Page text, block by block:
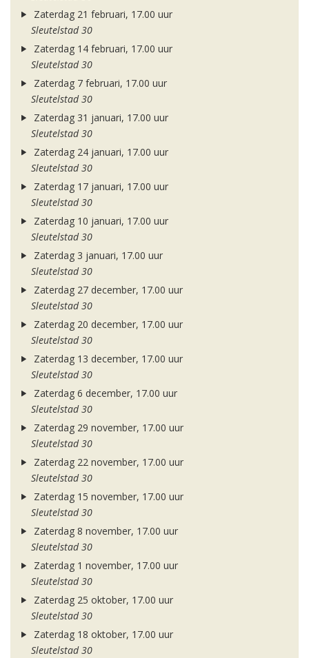
Zaterdag 21 februari, 17.00 uur
Sleutelstad 30
Zaterdag 14 februari, 17.00 uur
Sleutelstad 30
Zaterdag 7 februari, 17.00 uur
Sleutelstad 30
Zaterdag 31 januari, 17.00 uur
Sleutelstad 30
Zaterdag 24 januari, 17.00 uur
Sleutelstad 30
Zaterdag 17 januari, 17.00 uur
Sleutelstad 30
Zaterdag 10 januari, 17.00 uur
Sleutelstad 30
Zaterdag 3 januari, 17.00 uur
Sleutelstad 30
Zaterdag 27 december, 17.00 uur
Sleutelstad 30
Zaterdag 20 december, 17.00 uur
Sleutelstad 30
Zaterdag 13 december, 17.00 uur
Sleutelstad 30
Zaterdag 6 december, 17.00 uur
Sleutelstad 30
Zaterdag 29 november, 17.00 uur
Sleutelstad 30
Zaterdag 22 november, 17.00 uur
Sleutelstad 30
Zaterdag 15 november, 17.00 uur
Sleutelstad 30
Zaterdag 8 november, 17.00 uur
Sleutelstad 30
Zaterdag 1 november, 17.00 uur
Sleutelstad 30
Zaterdag 25 oktober, 17.00 uur
Sleutelstad 30
Zaterdag 18 oktober, 17.00 uur
Sleutelstad 30